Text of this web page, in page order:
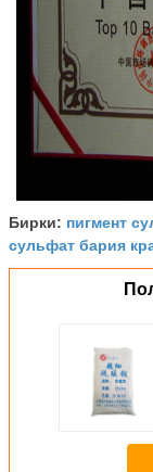
Бирки: пигмент
сульфат бария